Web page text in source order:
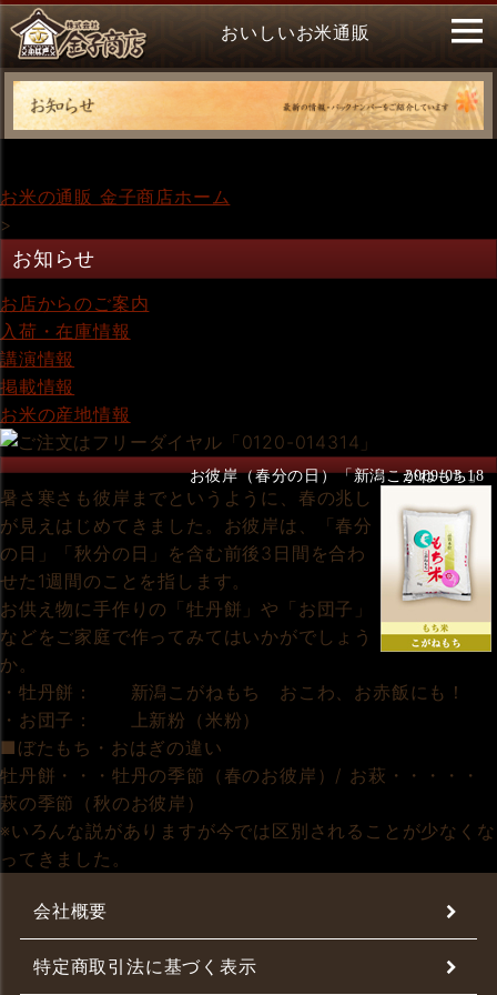
おいしいお米通販
お米の通販 金子商店ホーム
>
お知らせ
お店からのご案内
入荷・在庫情報
講演情報
掲載情報
お米の産地情報
お彼岸（春分の日）「新潟こがねもち」
2009.03.18
暑さ寒さも彼岸までというように、春の兆し
が見えはじめてきました。お彼岸は、「春分
の日」「秋分の日」を含む前後3日間を合わ
せた1週間のことを指します。
お供え物に手作りの「牡丹餅」や「お団子」
などをご家庭で作ってみてはいかがでしょう
か。
・牡丹餅： 新潟こがねもち おこわ、お赤飯にも！
・お団子： 上新粉（米粉）
■ぼたもち・おはぎの違い
牡丹餅・・・牡丹の季節（春のお彼岸）/ お萩・・・・・
萩の季節（秋のお彼岸）
※いろんな説がありますが今では区別されることが少なくな
ってきました。
会社概要
特定商取引法に基づく表示